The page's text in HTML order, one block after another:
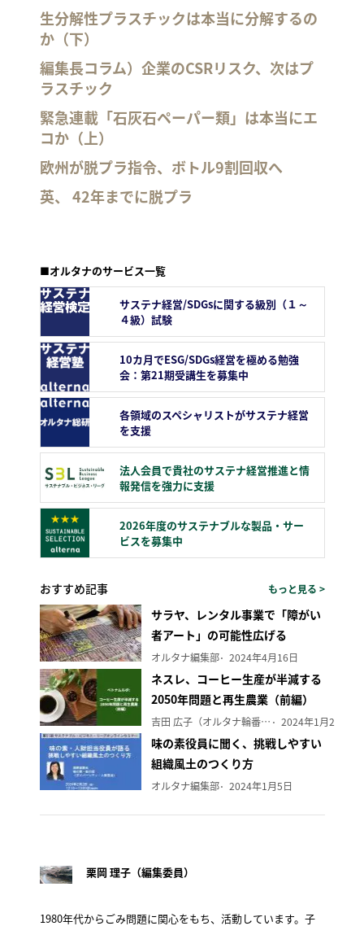
生分解性プラスチックは本当に分解するの
か（下）
編集長コラム）企業のCSRリスク、次はプ
ラスチック
緊急連載「石灰石ペーパー類」は本当にエ
コか（上）
欧州が脱プラ指令、ボトル9割回収へ
英、 42年までに脱プラ
■オルタナのサービス一覧
サステナ経営/SDGsに関する級別（１～
４級）試験
10カ月でESG/SDGs経営を極める勉強
会：第21期受講生を募集中
各領域のスペシャリストがサステナ経営
を支援
法人会員で貴社のサステナ経営推進と情
報発信を強力に支援
2026年度のサステナブルな製品・サー
ビスを募集中
おすすめ記事 もっと見る >
サラヤ、レンタル事業で「障がい
者アート」の可能性広げる
オルタナ編集部 2024年4月16日
ネスレ、コーヒー生産が半減する
2050年問題と再生農業（前編）
吉田 広子（オルタナ輪番編集長） 2024年1月29日
味の素役員に聞く、挑戦しやすい
組織風土のつくり方
オルタナ編集部 2024年1月5日
栗岡 理子（編集委員）
1980年代からごみ問題に関心をもち、活動しています。子